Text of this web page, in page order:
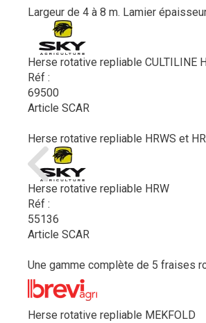
Largeur de 4 à 8 m. Lamier
Herse rotative repliable CULTILINE
Réf :
69500
Article SCAR
Herse rotative repliable HRWS et
Herse rotative repliable HRW
Réf :
55136
Article SCAR
Une gamme complète de 5 fraises
Herse rotative repliable MEKFOLD